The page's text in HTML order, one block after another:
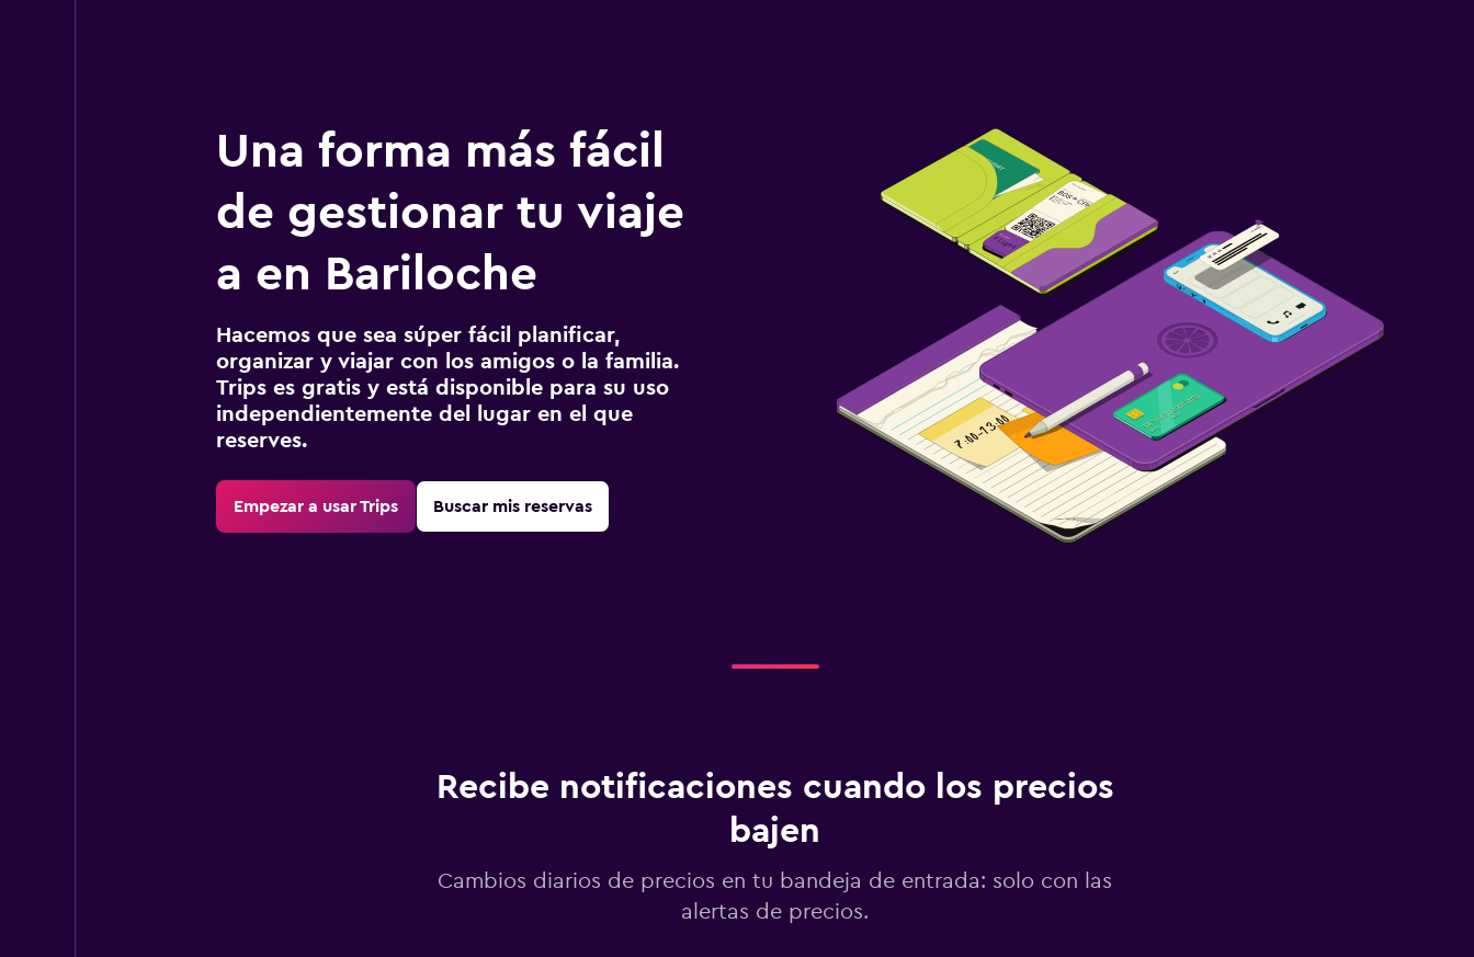
Una forma más fácil
de gestionar tu viaje
a en Bariloche
Hacemos que sea súper fácil planificar,
organizar y viajar con los amigos o la familia.
Trips es gratis y está disponible para su uso
independientemente del lugar en el que
reserves.
Empezar a usar Trips Buscar mis reservas
Recibe notificaciones cuando los precios
bajen
Cambios diarios de precios en tu bandeja de entrada: solo con las
alertas de precios.